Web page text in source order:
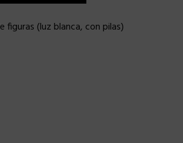
figuras (luz blanca, con pilas)